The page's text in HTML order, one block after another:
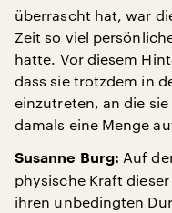
überrascht hat, war
Zeit so viel
hatte. Vor diesem
dass sie trotzdem in
einzutreten, an die
damals eine Menge
Susanne Burg: Auf
physische Kraft
ihren unbedingten